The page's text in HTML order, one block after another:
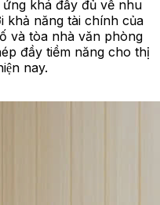
khá đầy đủ về nhu
khả năng tài chính của
và tòa nhà văn phòng
đầy tiềm năng cho thị
nay.